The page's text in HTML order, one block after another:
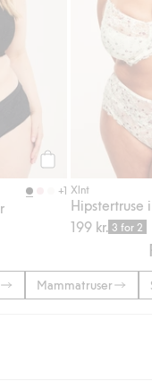
+1 Xlnt
Hipstertruse
199 kr. 3 for 2
Mammatruser